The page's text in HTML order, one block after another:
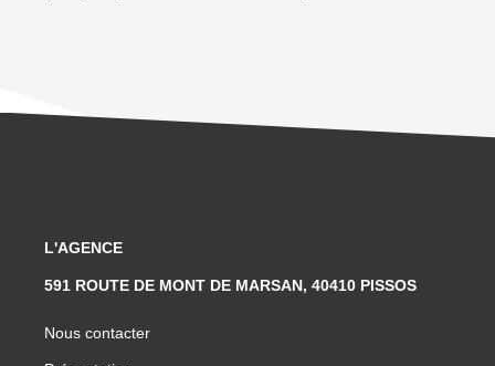
L'AGENCE
591 ROUTE DE MONT DE MARSAN, 40410 PISSOS
Nous contacter